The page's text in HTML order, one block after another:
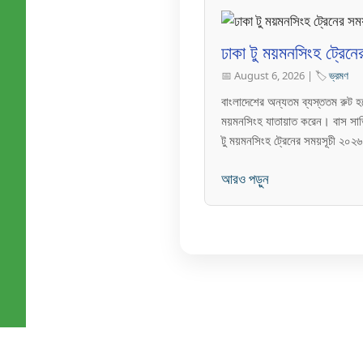
ঢাকা টু ময়মনসিংহ
📅 August 6, 2026 | 🏷️ভ্রমণ
বাংলাদেশের অন্যতম ব্যস্ততম রুট
ময়মনসিংহ যাতায়াত করেন। বাস
টু ময়মনসিংহ ট্রেনের সময়সূচী
আরও পড়ুন